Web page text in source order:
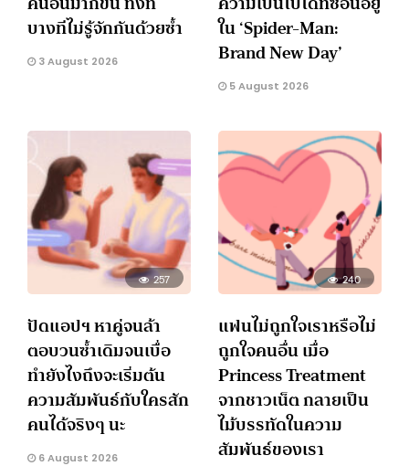
บางทีไม่รู้จักกันด้วยซ้ำ
3 August 2026
ใน ‘Spider-Man:
Brand New Day’
5 August 2026
257
ปัดแอปฯ หาคู่จนล้า
ตอบวนซ้ำเดิมจนเบื่อ
ทำยังไงถึงจะเริ่มต้น
ความสัมพันธ์กับใครสัก
คนได้จริงๆ นะ
6 August 2026
240
แฟนไม่ถูกใจเราหรือไม่
ถูกใจคนอื่น เมื่อ
Princess Treatment
จากชาวเน็ต กลายเป็น
ไม้บรรทัดในความ
สัมพันธ์ของเรา